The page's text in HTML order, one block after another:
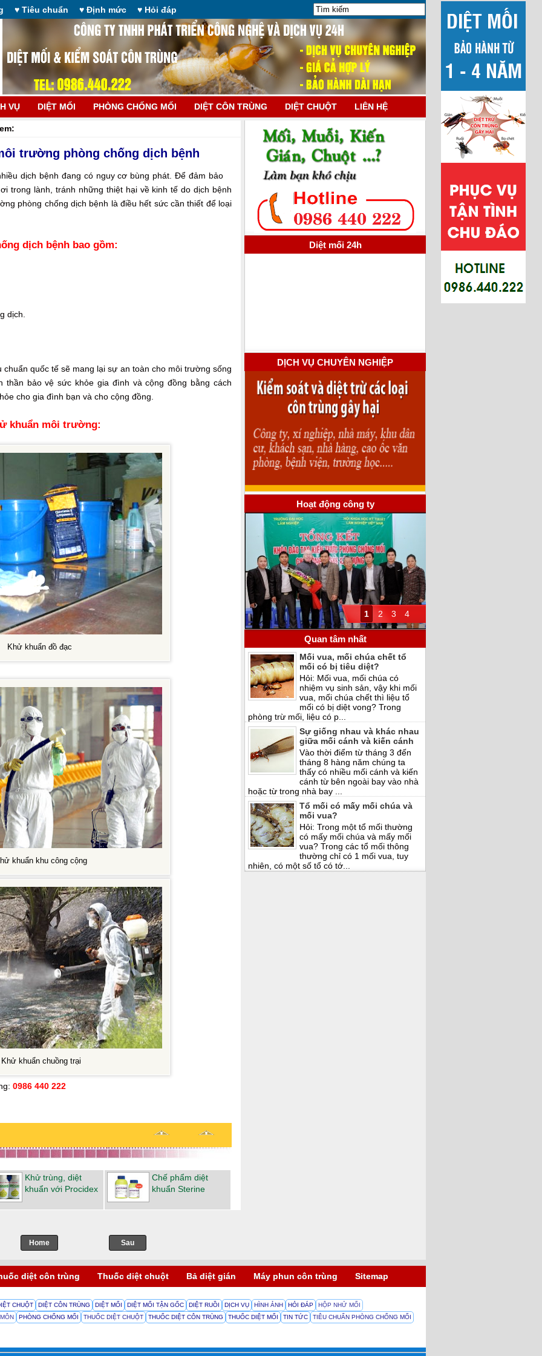
♥ Tiêu chuẩn ♥ Định mức ♥ Hỏi đáp
VỤ DIỆT MỐI PHÒNG CHỐNG MỐI DIỆT CÔN TRÙNG DIỆT CHUỘT LIÊN HỆ
trường phòng chống dịch bệnh
dịch bệnh đang có nguy cơ bùng phát. Để đảm bảo
trong lành, tránh những thiệt hại về kinh tế do dịch bệnh
phòng chống dịch bệnh là điều hết sức cần thiết để loại
dịch bệnh bao gồm:
dịch.
quốc tế sẽ mang lại sự an toàn cho môi trường sống
thần bảo vệ sức khỏe gia đình và cộng đồng bằng cách
cho gia đình bạn và cho cộng đồng.
khuẩn môi trường:
Khử khuẩn đồ đạc
khuẩn khu công cộng
Khử khuẩn chuồng trại
0986 440 222
Khử trùng, diệt
khuẩn với Procidex
Chế phẩm diệt
khuẩn Sterine
Sau
Home
Diệt mối 24h
DỊCH VỤ CHUYÊN NGHIỆP
Hoạt động công ty
1 2 3 4
Quan tâm nhất
Mối vua, mối chúa chết tổ
mối có bị tiêu diệt?
Hỏi: Mối vua, mối chúa có
nhiệm vụ sinh sản, vậy khi mối
vua, mối chúa chết thì liệu tổ
mối có bị diệt vong? Trong
phòng trừ mối, liệu có p...
Sự giống nhau và khác nhau
giữa mối cánh và kiến cánh
Vào thời điểm từ tháng 3 đến
tháng 8 hàng năm chúng ta
thấy có nhiều mối cánh và kiến
cánh từ bên ngoài bay vào nhà
hoặc từ trong nhà bay ...
Tổ mối có mấy mối chúa và
mối vua?
Hỏi: Trong một tổ mối thường
có mấy mối chúa và mấy mối
vua? Trong các tổ mối thông
thường chỉ có 1 mối vua, tuy
nhiên, có một số tổ có tớ...
diệt côn trùng Thuốc diệt chuột Bả diệt gián Máy phun côn trùng Sitemap
CHUỘT DIỆT CÔN TRÙNG DIỆT MỐI DIỆT MỐI TẬN GỐC DIỆT RUỒI DỊCH VỤ HÌNH ẢNH HỎI ĐÁP
HỘP NHỬ MỐI
PHÒNG CHỐNG MỐI THUỐC DIỆT CHUỘT THUỐC DIỆT CÔN TRÙNG THUỐC DIỆT MỐI TIN TỨC TIÊU CHUẨN PHÒNG CHỐNG MỐI